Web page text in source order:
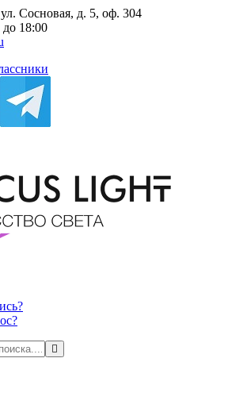
Сосновая, д. 5, оф. 304
18:00